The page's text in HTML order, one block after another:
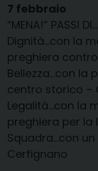
7 febbraio
“MENA!” PASSI DI…
Dignità…con la
preghiera
Bellezza…con la
centro storico –
Legalità…con la
preghiera per la
Squadra…con
Cerfignano